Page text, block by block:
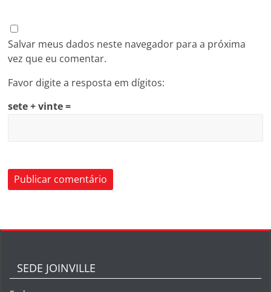
Salvar meus dados neste navegador para a próxima
vez que eu comentar.
Favor digite a resposta em dígitos:
sete + vinte =
SEDE JOINVILLE